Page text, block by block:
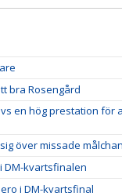
bra Rosengård
en hög prestation för
över missade
DM-kvartsfinalen
i DM-kvartsfinal